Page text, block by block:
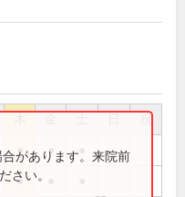
祝
● ●
●
があります。来院前
さい。